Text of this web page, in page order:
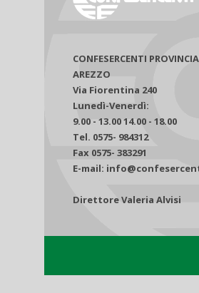
CONFESERCENTI
AREZZO
Via Fiorentina 240
Lunedì-Venerdì:
9.00 - 13.00 14.00 - 18.00
Tel. 0575- 984312
Fax 0575- 383291
E-mail:
Direttore Valeria Alvisi